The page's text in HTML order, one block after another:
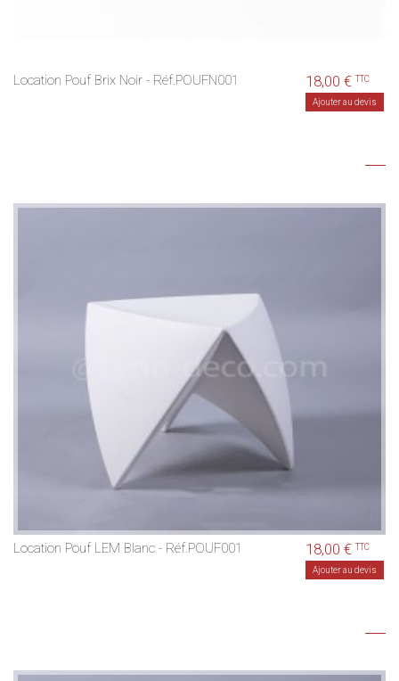
Location Pouf Brix Noir - Réf.POUFN001 18,00 €TTC
Ajouter au devis
Location Pouf LEM Blanc - Réf.POUF001 18,00 €TTC
Ajouter au devis